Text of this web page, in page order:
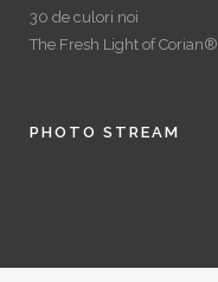
30 de culori noi
The Fresh Light of Corian®
PHOTO STREAM